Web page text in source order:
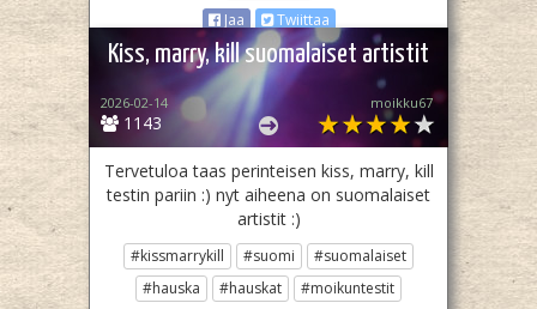
Jaa
Twiittaa
Kiss, marry, kill suomalaiset artistit
1143
2026-02-14 moikku67
Tervetuloa taas perinteisen kiss, marry, kill
testin pariin :) nyt aiheena on suomalaiset
artistit :)
#kissmarrykill #suomi
#suomalaiset
#hauska
#hauskat
#moikuntestit